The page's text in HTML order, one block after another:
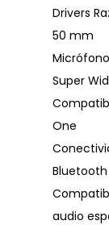
Drivers
50 mm
Super
One
Bluetooth
audio